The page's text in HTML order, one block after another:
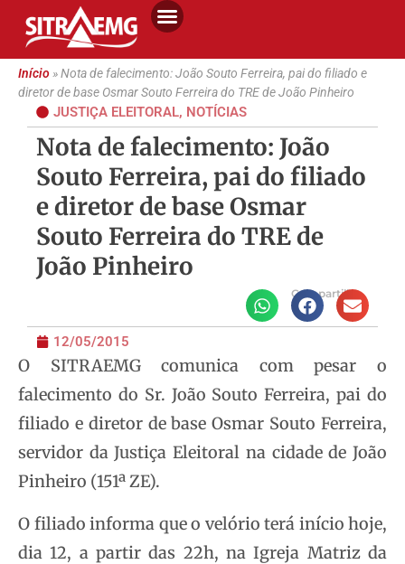
Início»Nota de falecimento: João Souto Ferreira, pai do filiado e
diretor de base Osmar Souto Ferreira do TRE de João Pinheiro
JUSTIÇA ELEITORAL, NOTÍCIAS
Nota de falecimento: João
Souto Ferreira, pai do filiado
e diretor de base Osmar
Souto Ferreira do TRE de
João Pinheiro
Compartilhe
12/05/2015
O SITRAEMG comunica com pesar o
falecimento do Sr. João Souto Ferreira, pai do
filiado e diretor de base Osmar Souto Ferreira,
servidor da Justiça Eleitoral na cidade de João
Pinheiro (151ª ZE).
O filiado informa que o velório terá início hoje,
dia 12, a partir das 22h, na Igreja Matriz da